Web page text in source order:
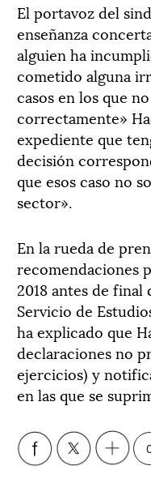
El portavoz del
enseñanza
alguien ha
cometido alguna
casos en los que
correctamente»
expediente que
decisión
que esos caso no
sector».
En la rueda de
recomendaciones
2018 antes de
Servicio de
ha explicado que
declaraciones no
ejercicios) y
en las que se